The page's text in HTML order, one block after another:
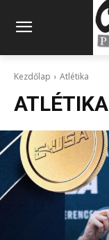
Kezdőlap Atlétika
ATLÉTIKA